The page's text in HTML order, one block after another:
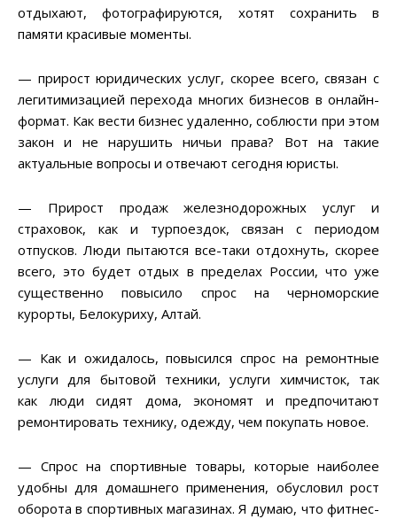
отдыхают, фотографируются, хотят сохранить в
памяти красивые моменты.
— прирост юридических услуг, скорее всего, связан с
легитимизацией перехода многих бизнесов в онлайн-
формат. Как вести бизнес удаленно, соблюсти при этом
закон и не нарушить ничьи права? Вот на такие
актуальные вопросы и отвечают сегодня юристы.
— Прирост продаж железнодорожных услуг и
страховок, как и турпоездок, связан с периодом
отпусков. Люди пытаются все-таки отдохнуть, скорее
всего, это будет отдых в пределах России, что уже
существенно повысило спрос на черноморские
курорты, Белокуриху, Алтай.
— Как и ожидалось, повысился спрос на ремонтные
услуги для бытовой техники, услуги химчисток, так
как люди сидят дома, экономят и предпочитают
ремонтировать технику, одежду, чем покупать новое.
— Спрос на спортивные товары, которые наиболее
удобны для домашнего применения, обусловил рост
оборота в спортивных магазинах. Я думаю, что фитнес-